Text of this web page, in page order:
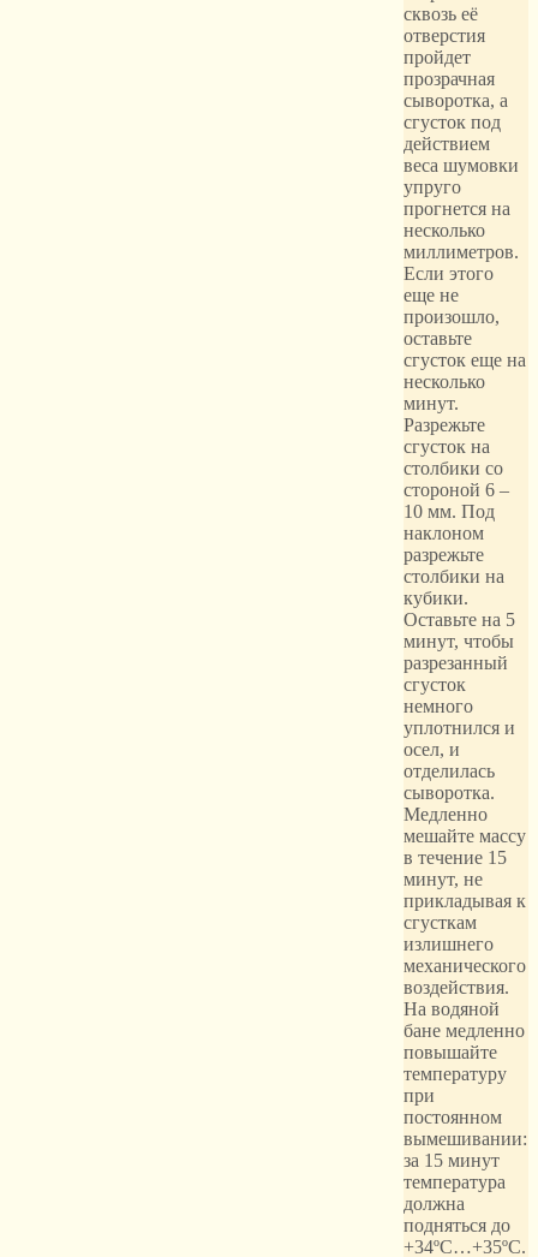
сквозь её
отверстия
пройдет
прозрачная
сыворотка, а
сгусток под
действием
веса шумовки
упруго
прогнется на
несколько
миллиметров.
Если этого
еще не
произошло,
оставьте
сгусток еще на
несколько
минут.
Разрежьте
сгусток на
столбики со
стороной 6 –
10 мм. Под
наклоном
разрежьте
столбики на
кубики.
Оставьте на 5
минут, чтобы
разрезанный
сгусток
немного
уплотнился и
осел, и
отделилась
сыворотка.
Медленно
мешайте массу
в течение 15
минут, не
прикладывая к
сгусткам
излишнего
механического
воздействия.
На водяной
бане медленно
повышайте
температуру
при
постоянном
вымешивании:
за 15 минут
температура
должна
подняться до
+34ºС…+35ºС.